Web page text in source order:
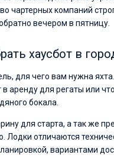
чартерных компаний
вечером в пятницу.
хаусбот в
для чего вам нужна
в аренду для регаты или
бокала.
для старта, а так же
Лодки отличаются
вариантами